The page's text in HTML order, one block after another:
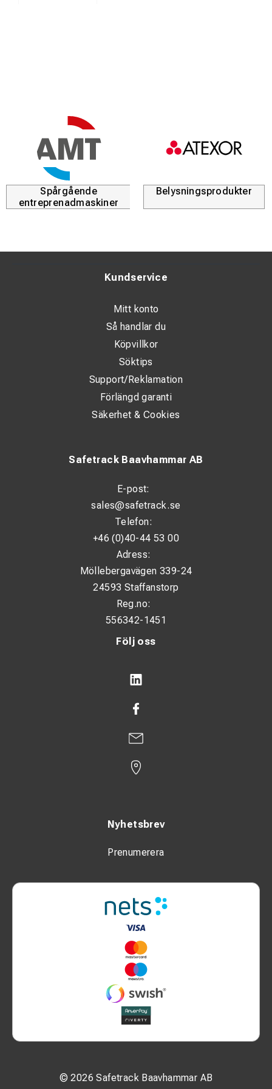
Spårgående
entreprenadmaskiner
Belysningsprodukter
Följ oss
Nyhetsbrev
Prenumerera
© 2026 Safetrack Baavhammar AB
Safetrack Baavhammar AB
E-post:
sales@safetrack.se
Telefon:
+46 (0)40-44 53 00
Adress:
Möllebergavägen 339-24
24593 Staffanstorp
Reg.no:
556342-1451
Kundservice
Mitt konto
Så handlar du
Köpvillkor
Söktips
Support/Reklamation
Förlängd garanti
Säkerhet & Cookies